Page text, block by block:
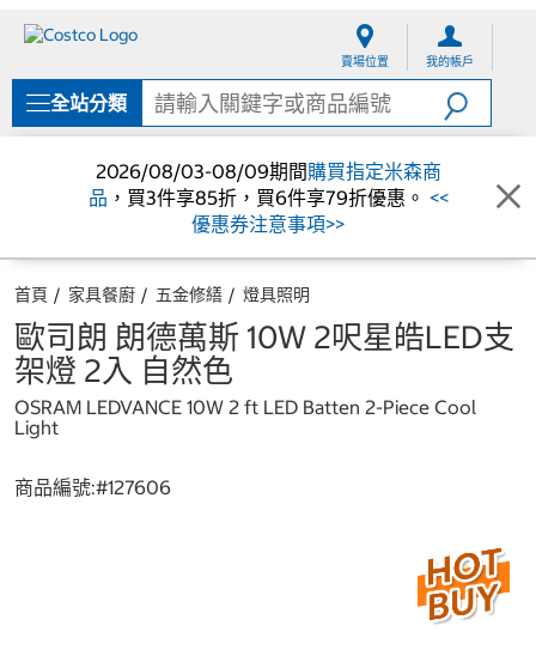
單
賣場位置 我的帳戶
全站分類
2026/08/03-08/09期間購買指定米森商
品 ，買3件享85折，買6件享79折優惠。 <<
優惠券注意事項>>
首頁 家具餐廚 五金修繕 燈具照明
歐司朗 朗德萬斯 10W 2呎星皓LED支
架燈 2入 自然色
OSRAM LEDVANCE 10W 2 ft LED Batten 2-Piece Cool
Light
商品編號:#127606